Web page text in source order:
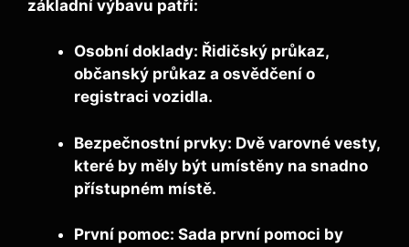
základní výbavu patří:
Osobní doklady: Řidičský průkaz,
občanský průkaz a osvědčení o
registraci vozidla.
Bezpečnostní prvky: Dvě varovné vesty,
které by měly být umístěny na snadno
přístupném místě.
První pomoc: Sada první pomoci by